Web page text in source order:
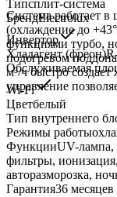
Система работает
(охлаждение до
функциями турбо,
подогревом
м³/ч быстро
управление
Типсплит-система
БрендElectrolux
Инвертор
Хладагент (фреон)
Обслуживаемая
Wi-Fi
Цветбелый
Тип внутреннего
Режимы работы
ФункцииUV-лампа,
фильтры,
авторазморозка,
Гарантия36 месяцев